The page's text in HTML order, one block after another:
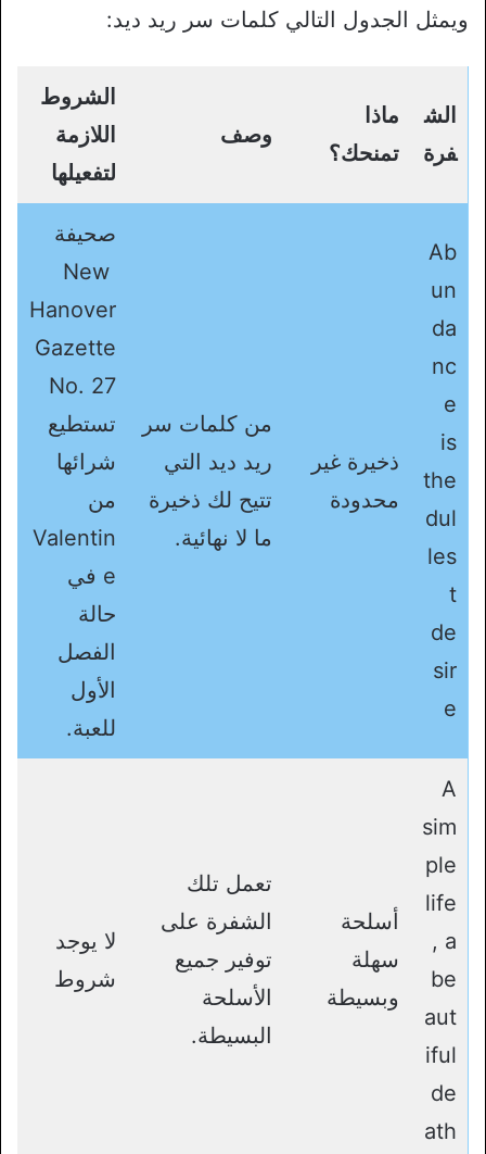
ويمثل الجدول التالي كلمات سر ريد ديد:
الش
فرة
ماذا
تمنحك؟
وصف
الشروط
اللازمة
لتفعيلها
Ab
un
da
nc
e
is
the
dul
les
t
de
sir
e
ذخيرة غير
محدودة
من كلمات سر
ريد ديد التي
تتيح لك ذخيرة
ما لا نهائية.
صحيفة
New
Hanover
Gazette
No. 27
تستطيع
شرائها
من
Valentin
e في
حالة
الفصل
الأول
للعبة.
A
sim
ple
life
, a
be
aut
iful
de
ath
أسلحة
سهلة
وبسيطة
تعمل تلك
الشفرة على
توفير جميع
الأسلحة
البسيطة.
لا يوجد
شروط